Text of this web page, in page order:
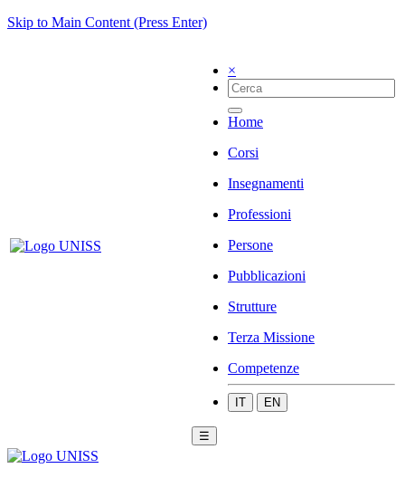
Skip to Main Content (Press Enter)
×
Home
Corsi
Insegnamenti
Professioni
Persone
Pubblicazioni
Strutture
Terza Missione
Competenze
IT EN
☰